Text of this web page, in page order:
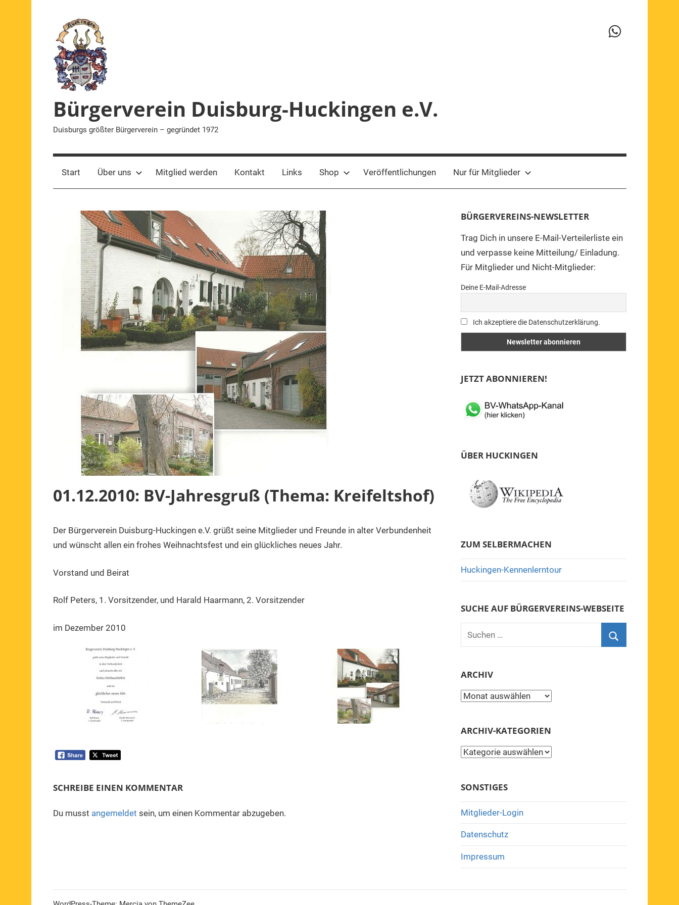
Bürgerverein Duisburg-Huckingen e.V.
Duisburgs größter Bürgerverein – gegründet 1972
WhatsApp-
Start Über uns Mitglied werden Kontakt Links Shop Veröffentlichungen Nur für Mitglieder
01.12.2010: BV-Jahresgruß (Thema: Kreifeltshof)
1.
Dezember
1.
Vorsitzender
Mitteilung
Der Bürgerverein Duisburg-Huckingen e.V. grüßt seine Mitglieder und Freunde in alter Verbundenheit
und wünscht allen ein frohes Weihnachtsfest und ein glückliches neues Jahr.
Vorstand und Beirat
Rolf Peters, 1. Vorsitzender, und Harald Haarmann, 2. Vorsitzender
im Dezember 2010
SCHREIBE EINEN KOMMENTAR
Du musst angemeldet sein, um einen Kommentar abzugeben.
BÜRGERVEREINS-NEWSLETTER
Trag Dich in unsere E-Mail-Verteilerliste ein
und verpasse keine Mitteilung/ Einladung.
Für Mitglieder und Nicht-Mitglieder:
Deine E-Mail-Adresse
Ich akzeptiere die Datenschutzerklärung.
JETZT ABONNIEREN!
ÜBER HUCKINGEN
ZUM SELBERMACHEN
Huckingen-Kennenlerntour
SUCHE AUF BÜRGERVEREINS-WEBSEITE
Suchen
nach:
ARCHIV
Archiv
ARCHIV-KATEGORIEN
Archiv-
SONSTIGES
Mitglieder-Login
Datenschutz
Impressum